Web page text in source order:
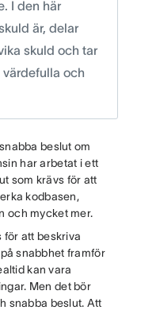
I den här
är, delar
skuld och tar
och
beslut om
har arbetat i ett
som krävs för att
kodbasen,
och mycket mer.
för att beskriva
snabbhet framför
kan vara
Men det bör
snabba beslut. Att